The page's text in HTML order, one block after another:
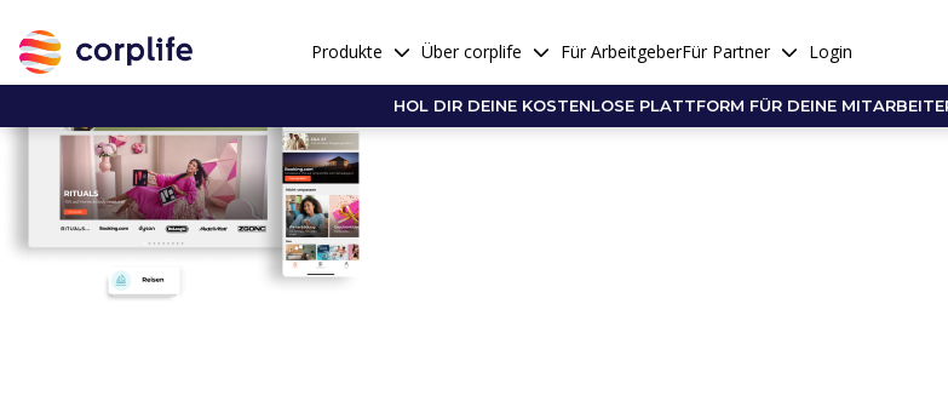
Produkte Über corplife Für ArbeitgeberFür Partner Login
HOL DIR DEINE KOSTENLOSE PLATTFORM FÜR DEINE